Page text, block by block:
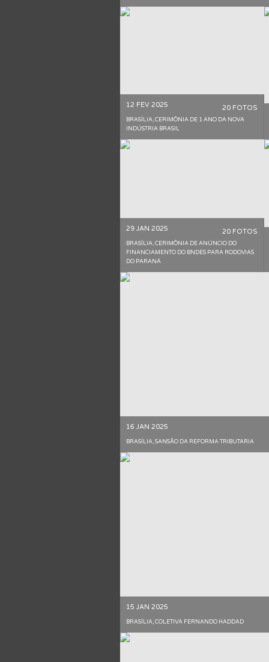
12 FEV 2025
BRASÍLIA, CERIMÔNIA DE 1 ANO DA NOVA
INDÚSTRIA BRASIL
20 FOTOS
29 JAN 2025
BRASÍLIA, CERIMÔNIA DE ANÚNCIO DO
FINANCIAMENTO DO BNDES PARA RODOVIAS
DO PARANÁ
20 FOTOS
16 JAN 2025
BRASÍLIA, SANSÃO DA REFORMA TRIBUTARIA
15 JAN 2025
BRASÍLIA, COLETIVA FERNANDO HADDAD